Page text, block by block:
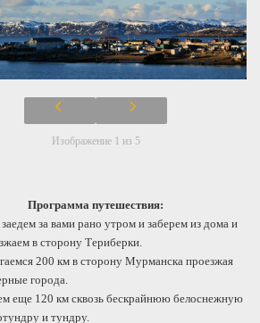
Изображение 1 из 5
Программа путешествия:
за вами рано утром и заберем из дома и
в сторону Териберки.
200 км в сторону Мурманска проезжая
города.
еще 120 км сквозь бескрайнюю белоснежную
и тундру.